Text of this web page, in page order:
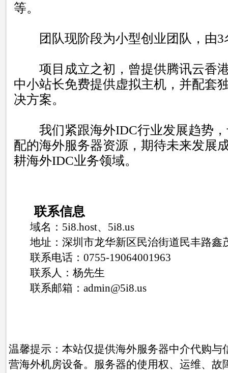
等。
团队现阶段为小型创业团队，由3
项目成立之初，曾提供腾讯云香
中小站长免费提供虚拟主机，并配套
决方案。
我们紧跟海外IDC行业发展趋势，
配的海外服务器资源，期待未来发展
耕海外IDC业务领域。
联系信息
域名：5i8.host、5i8.us
地址：深圳市龙华新区民治街道民丰路鑫
联系电话：0755‑19064001963
联系人：杨先生
联系邮箱：admin@5i8.us
温馨提示：本站仅提供海外服务器中介代购与
营海外机房设备。服务器的使用权、运维、故